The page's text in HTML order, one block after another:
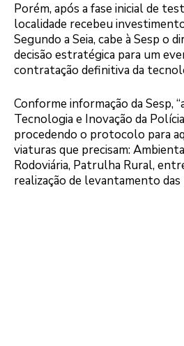
Porém, após a fase inicial de
localidade recebeu
Segundo a Seia, cabe à Sesp o
decisão estratégica para um
contratação definitiva da
Conforme informação da Sesp,
Tecnologia e Inovação da
procedendo o protocolo para
viaturas que precisam:
Rodoviária, Patrulha Rural,
realização de levantamento das